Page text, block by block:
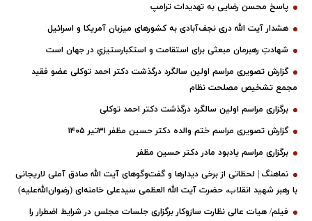
پاسخ محسن رضایی به تهدیدات ترامپ
هشدار آیت الله دری نجف‌آبادی به کشورهای میزبان آمریکا و اسرائیل
شهادتِ رهبرمان مبعثی برای استقامت و استکبارستیزیِ در جهان است
گزارش تصویری مراسم اولین سالگرد درگذشت دکتر احمد توکلی عضو فقید
مجمع تشخیص مصلحت نظام
برگزاری مراسم اولین سالگرد درگذشت دکتر احمد توکلی
گزارش تصویری مراسم ختم والده دکتر حسین مظفر ۳۱تیر ۱۴۰۵
برگزاری مراسم یادبود مادر دکتر حسین مظفر
نماهنگ | لحظاتی از برخی دیدارها و گفت‌وگوهای آیت ‌الله صادق آملی لاریجانی
با رهبر شهید انقلاب، حضرت آیت‌ الله العظمی سیدعلی خامنه‌ای (رضوان‌الله‌علیه)
فیلم/ هیات عالی نظارت سازوکار برگزاری جلسات مجلس در شرایط اضطرار را